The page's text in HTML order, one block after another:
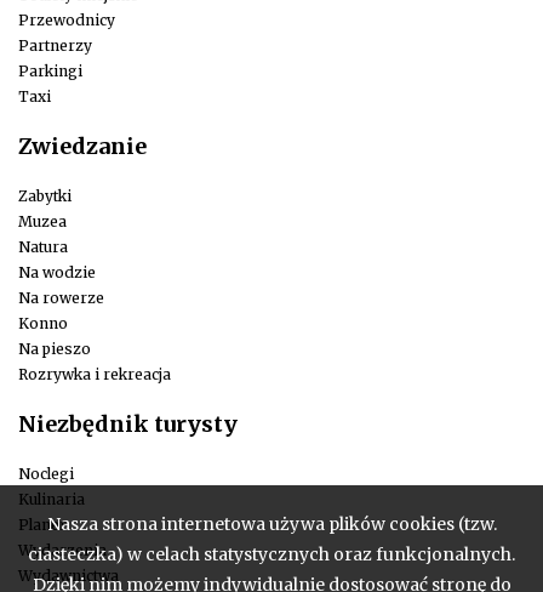
Przewodnicy
Partnerzy
Parkingi
Taxi
Zwiedzanie
Zabytki
Muzea
Natura
Na wodzie
Na rowerze
Konno
Na pieszo
Rozrywka i rekreacja
Niezbędnik turysty
Noclegi
Kulinaria
Planer
Wydarzenia
Wydawnictwa
Nasza strona internetowa używa plików cookies (tzw.
ciasteczka) w celach statystycznych oraz funkcjonalnych.
Dzięki nim możemy indywidualnie dostosować stronę do